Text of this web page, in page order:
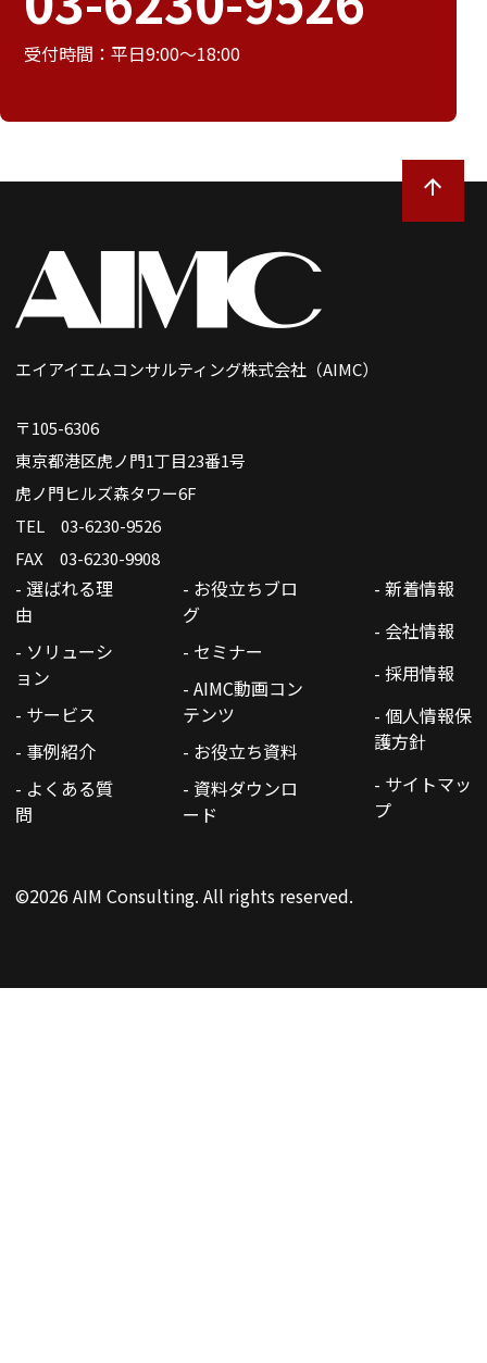
受付時間：平日9:00～18:00
エイアイエムコンサルティング株式会社（AIMC）
〒105-6306
東京都港区虎ノ門1丁目23番1号
虎ノ門ヒルズ森タワー6F
TEL 03-6230-9526
FAX 03-6230-9908
- 選ばれる理
由
- ソリューシ
ョン
- サービス
- 事例紹介
- よくある質
問
- お役立ちブロ
グ
- セミナー
- AIMC動画コン
テンツ
- お役立ち資料
- 資料ダウンロ
ード
- 新着情報
- 会社情報
- 採用情報
- 個人情報保
護方針
- サイトマッ
プ
©2026 AIM Consulting. All rights reserved.